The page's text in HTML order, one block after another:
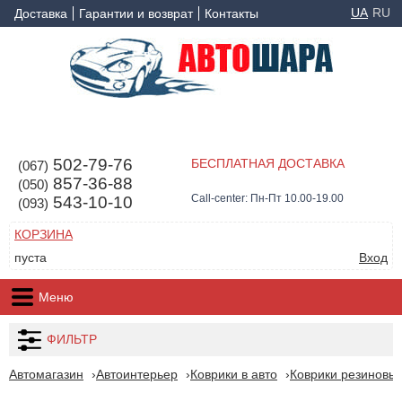
Доставка Гарантии и возврат Контакты UA RU
(067) 502-79-76
(050) 857-36-88
(093) 543-10-10
БЕСПЛАТНАЯ ДОСТАВКА
Call-center: Пн-Пт 10.00-19.00
КОРЗИНА
пуста
Вход
Меню
ФИЛЬТР
Автомагазин Автоинтерьер Коврики в авто Коврики